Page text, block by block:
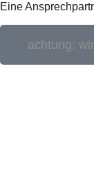
Eine
achtung: